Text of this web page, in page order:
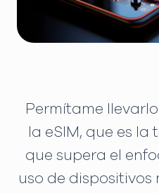
Permítame
la eSIM, que es
que supera el
uso de dispositivos